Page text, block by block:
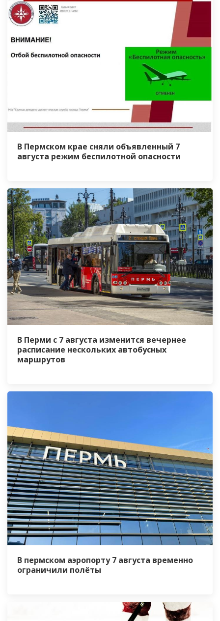
В Пермском крае сняли объявленный 7
августа режим беспилотной опасности
В Перми с 7 августа изменится вечернее
расписание нескольких автобусных
маршрутов
В пермском аэропорту 7 августа временно
ограничили полёты